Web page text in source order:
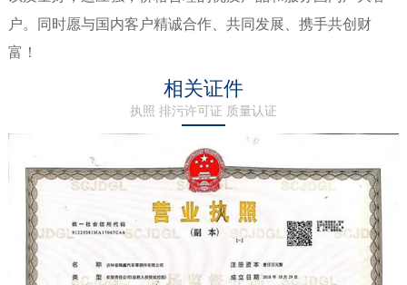
户。同时愿与国内客户精诚合作、共同发展、携手共创财
富！
相关证件
执照 排污许可证 质量认证